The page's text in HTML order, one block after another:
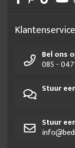
Klantenservice
Bel ons
085 -
Stuur
Stuur